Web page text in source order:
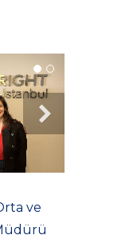
ve